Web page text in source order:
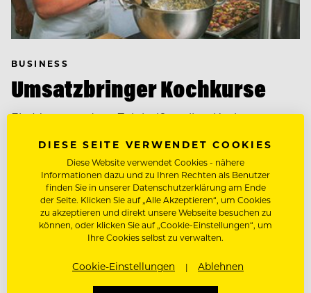
BUSINESS
Umsatzbringer Kochkurse
Ein Megatrend zur Zeit heißt: selber Kochen.
die Gastrotempel, um den Profis auf die Finger zu
DIESE SEITE VERWENDET COOKIES
Diese Website verwendet Cookies - nähere
Informationen dazu und zu Ihren Rechten als Benutzer
finden Sie in unserer Datenschutzerklärung am Ende
der Seite. Klicken Sie auf „Alle Akzeptieren“, um Cookies
zu akzeptieren und direkt unsere Webseite besuchen zu
können, oder klicken Sie auf „Cookie-Einstellungen“, um
Ihre Cookies selbst zu verwalten.
Cookie-Einstellungen Ablehnen